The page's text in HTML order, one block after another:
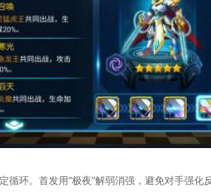
循环。首发用“极夜”解弱消强，避免对手强化